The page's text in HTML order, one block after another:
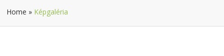
Home » Képgaléria